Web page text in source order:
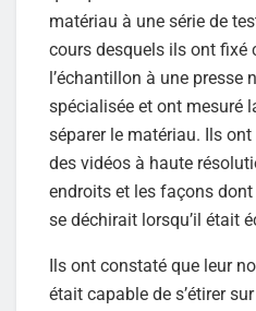
matériau à une série de
cours desquels ils ont fixé
l’échantillon à une presse
spécialisée et ont mesuré
séparer le matériau. Ils
des vidéos à haute
endroits et les façons dont
se déchirait lorsqu’il était
Ils ont constaté que leur
était capable de s’étirer